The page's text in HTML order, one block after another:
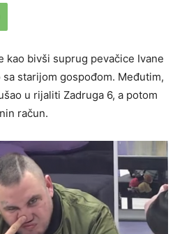
kao bivši suprug pevačice Ivane
starijom gospođom. Međutim,
u rijaliti Zadruga 6, a potom
račun.